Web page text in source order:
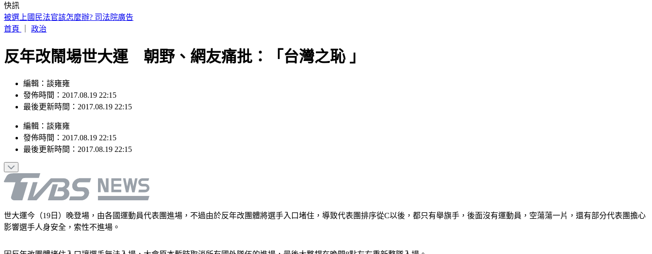
快訊
被選上國民法官該怎麼辦? 司法院廣告
首頁
政治
反年改鬧場世大運 朝野、網友痛批：「台灣之恥 」
編輯：談雍雍
發佈時間：2017.08.19 22:15
最後更新時間：2017.08.19 22:15
編輯 ： 談雍雍
發佈時間： 2017.08.19 22:15
最後更新時間： 2017.08.19 22:15
世大運今（19日）晚登場，由各國運動員代表團進場，不過由於反年改團體將選手入口堵住，導致代表團排序從C以後，都只有舉旗手，後面沒有運動員，空蕩蕩一片，還有部分代表團擔心
影響選手人身安全，索性不進場。